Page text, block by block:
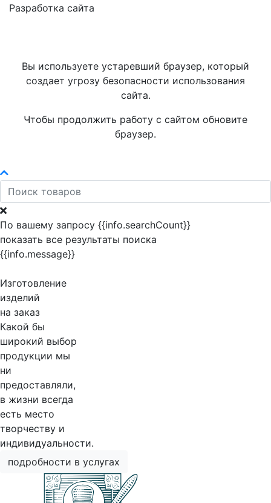
Разработка сайта
Вы используете устаревший браузер, который
создает угрозу безопасности использования
сайта.
Чтобы продолжить работу с сайтом обновите
браузер.
По вашему запросу {{info.searchCount}}
показать все результаты поиска
{{info.message}}
Изготовление
изделий
на заказ
Какой бы
широкий выбор
продукции мы
ни
предоставляли,
в жизни всегда
есть место
творчеству и
индивидуальности.
подробности в услугах